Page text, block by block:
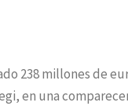
238 millones de
en una